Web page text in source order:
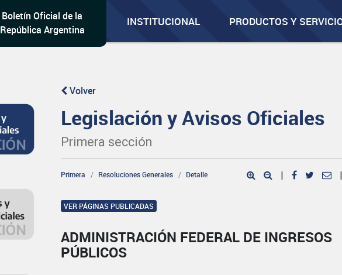
Boletín Oficial de la
República Argentina
INSTITUCIONAL PRODUCTOS Y
Volver
Legislación y Avisos Oficiales
Primera sección
Primera Resoluciones Generales Detalle | |
VER PÁGINAS PUBLICADAS
ADMINISTRACIÓN FEDERAL DE INGRESOS
PÚBLICOS